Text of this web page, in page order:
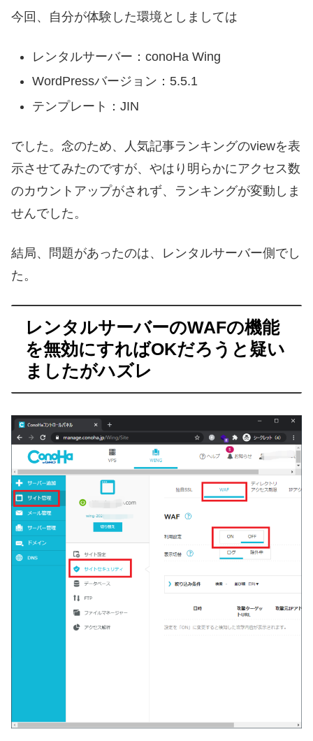
今回、自分が体験した環境としましては
レンタルサーバー：conoHa Wing
WordPressバージョン：5.5.1
テンプレート：JIN
でした。念のため、人気記事ランキングのviewを表
示させてみたのですが、やはり明らかにアクセス数
のカウントアップがされず、ランキングが変動しま
せんでした。
結局、問題があったのは、レンタルサーバー側でし
た。
レンタルサーバーのWAFの機能
を無効にすればOKだろうと疑い
ましたがハズレ